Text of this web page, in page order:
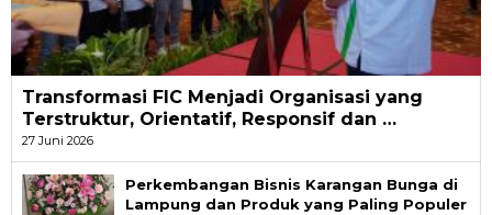
Transformasi FIC Menjadi Organisasi yang
Terstruktur, Orientatif, Responsif dan …
27 Juni 2026
Perkembangan Bisnis Karangan Bunga di
Lampung dan Produk yang Paling Populer